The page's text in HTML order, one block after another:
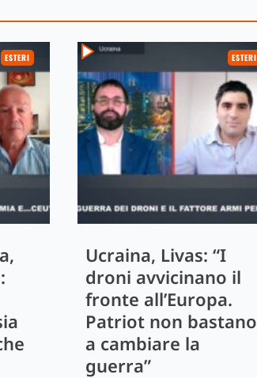
ESTERI ESTERI
Ucraina, Livas: “I
droni avvicinano il
fronte all’Europa.
Patriot non bastano
a cambiare la
guerra”